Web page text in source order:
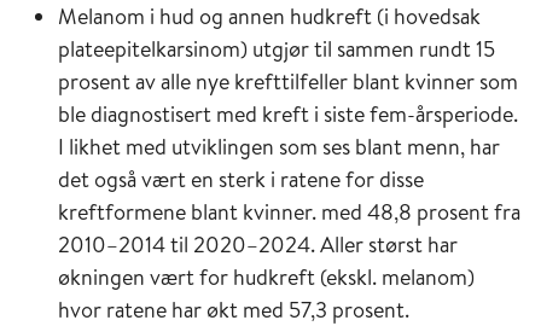
Melanom i hud og annen hudkreft (i hovedsak
plateepitelkarsinom) utgjør til sammen rundt 15
prosent av alle nye krefttilfeller blant kvinner som
ble diagnostisert med kreft i siste fem-årsperiode.
I likhet med utviklingen som ses blant menn, har
det også vært en sterk i ratene for disse
kreftformene blant kvinner. med 48,8 prosent fra
2010–2014 til 2020–2024. Aller størst har
økningen vært for hudkreft (ekskl. melanom)
hvor ratene har økt med 57,3 prosent.